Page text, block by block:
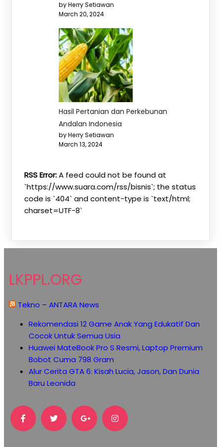
by Herry Setiawan
March 20, 2024
Hasil Pertanian dan Perkebunan
Andalan Indonesia
by Herry Setiawan
March 13, 2024
RSS Error:A feed could not be found at
`https://www.suara.com/rss/bisnis`; the status
code is `404` and content-type is `text/html;
charset=UTF-8`
LKPPL.ORG
Tekno – ANTARA News
Rekomendasi 12 Game Anak Yang Edukatif Dan
Cocok Untuk Semua Usia
Huawei MateBook Pro S Resmi, Laptop Premium
Bobot Cuma 798 Gram
Alur Cerita GTA 6: Kisah Lucia, Jason, Dan Dunia
Baru Leonida